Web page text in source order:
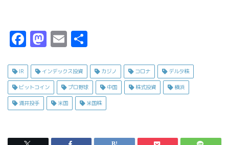
F
c
e
b
o
M
s
t
o
o
E
ai
l
IR インデックス投資 カジノ コロナ デルタ株
ビットコイン プロ野球 中国 株式投資 横浜
涌井投手 米国 米国株